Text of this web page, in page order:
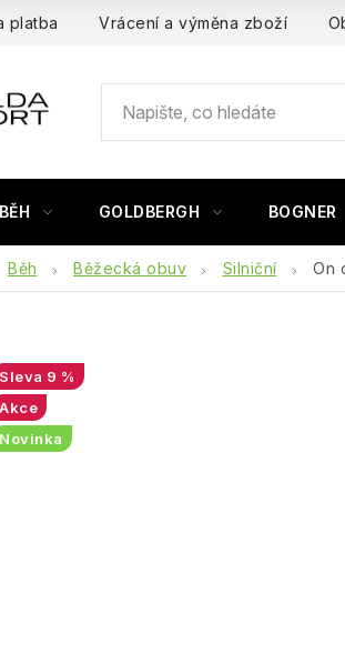
platba Vrácení a výměna zboží
BĚH GOLDBERGH BOGNER
Běh Běžecká obuv Silniční On
9 %
Akce
Novinka